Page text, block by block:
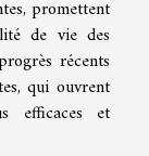
promettent
de vie des
récents
qui ouvrent
efficaces et